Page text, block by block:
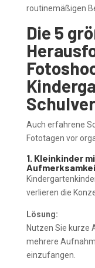
routinemäßigen
Die 5
Auch erfahrene
Fototagen vor
1. Kleinkinder
verlieren die
Lösung:
Nutzen Sie kurze
mehrere
einzufangen.